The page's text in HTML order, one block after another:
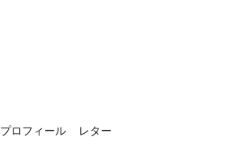
プロフィール レター